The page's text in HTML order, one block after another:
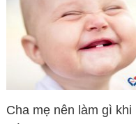
Cha mẹ nên làm gì khi